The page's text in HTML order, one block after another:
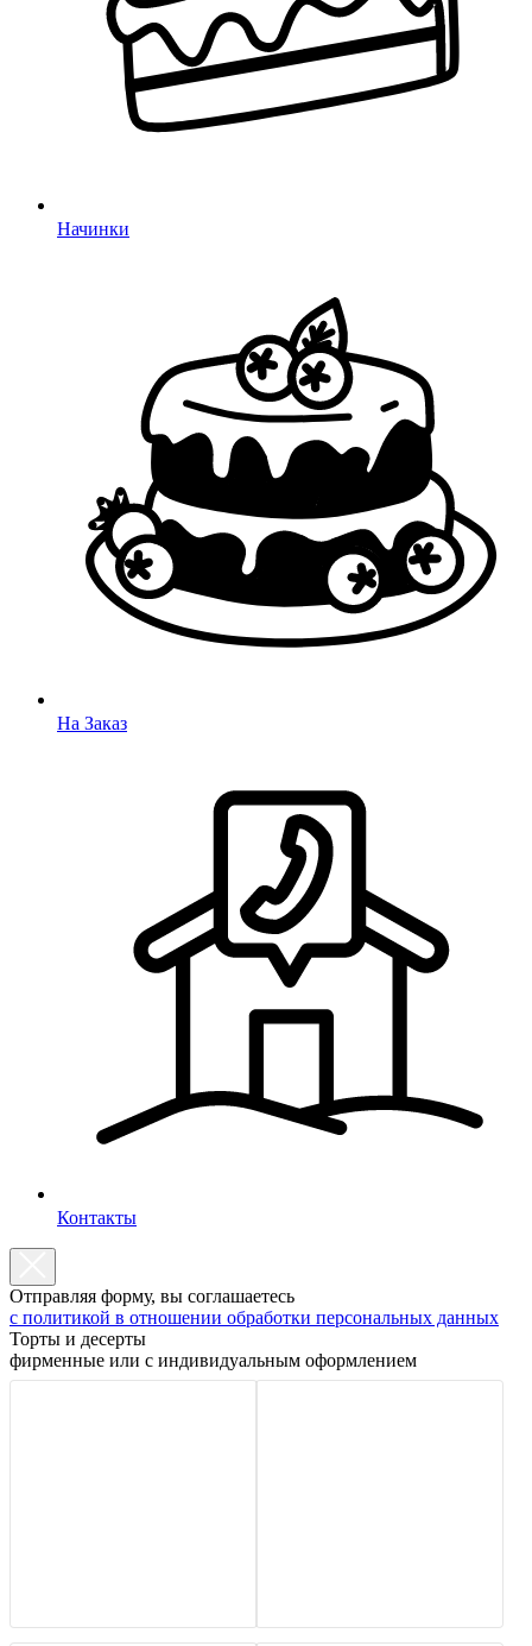
Начинки
На Заказ
Контакты
Отправляя форму, вы соглашаетесь
с политикой в отношении обработки персональных данных
Торты и десерты
фирменные или с индивидуальным оформлением